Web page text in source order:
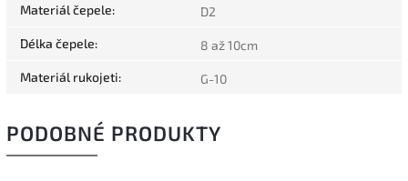
Materiál čepele: D2
Délka čepele: 8 až 10cm
Materiál rukojeti: G-10
PODOBNÉ PRODUKTY